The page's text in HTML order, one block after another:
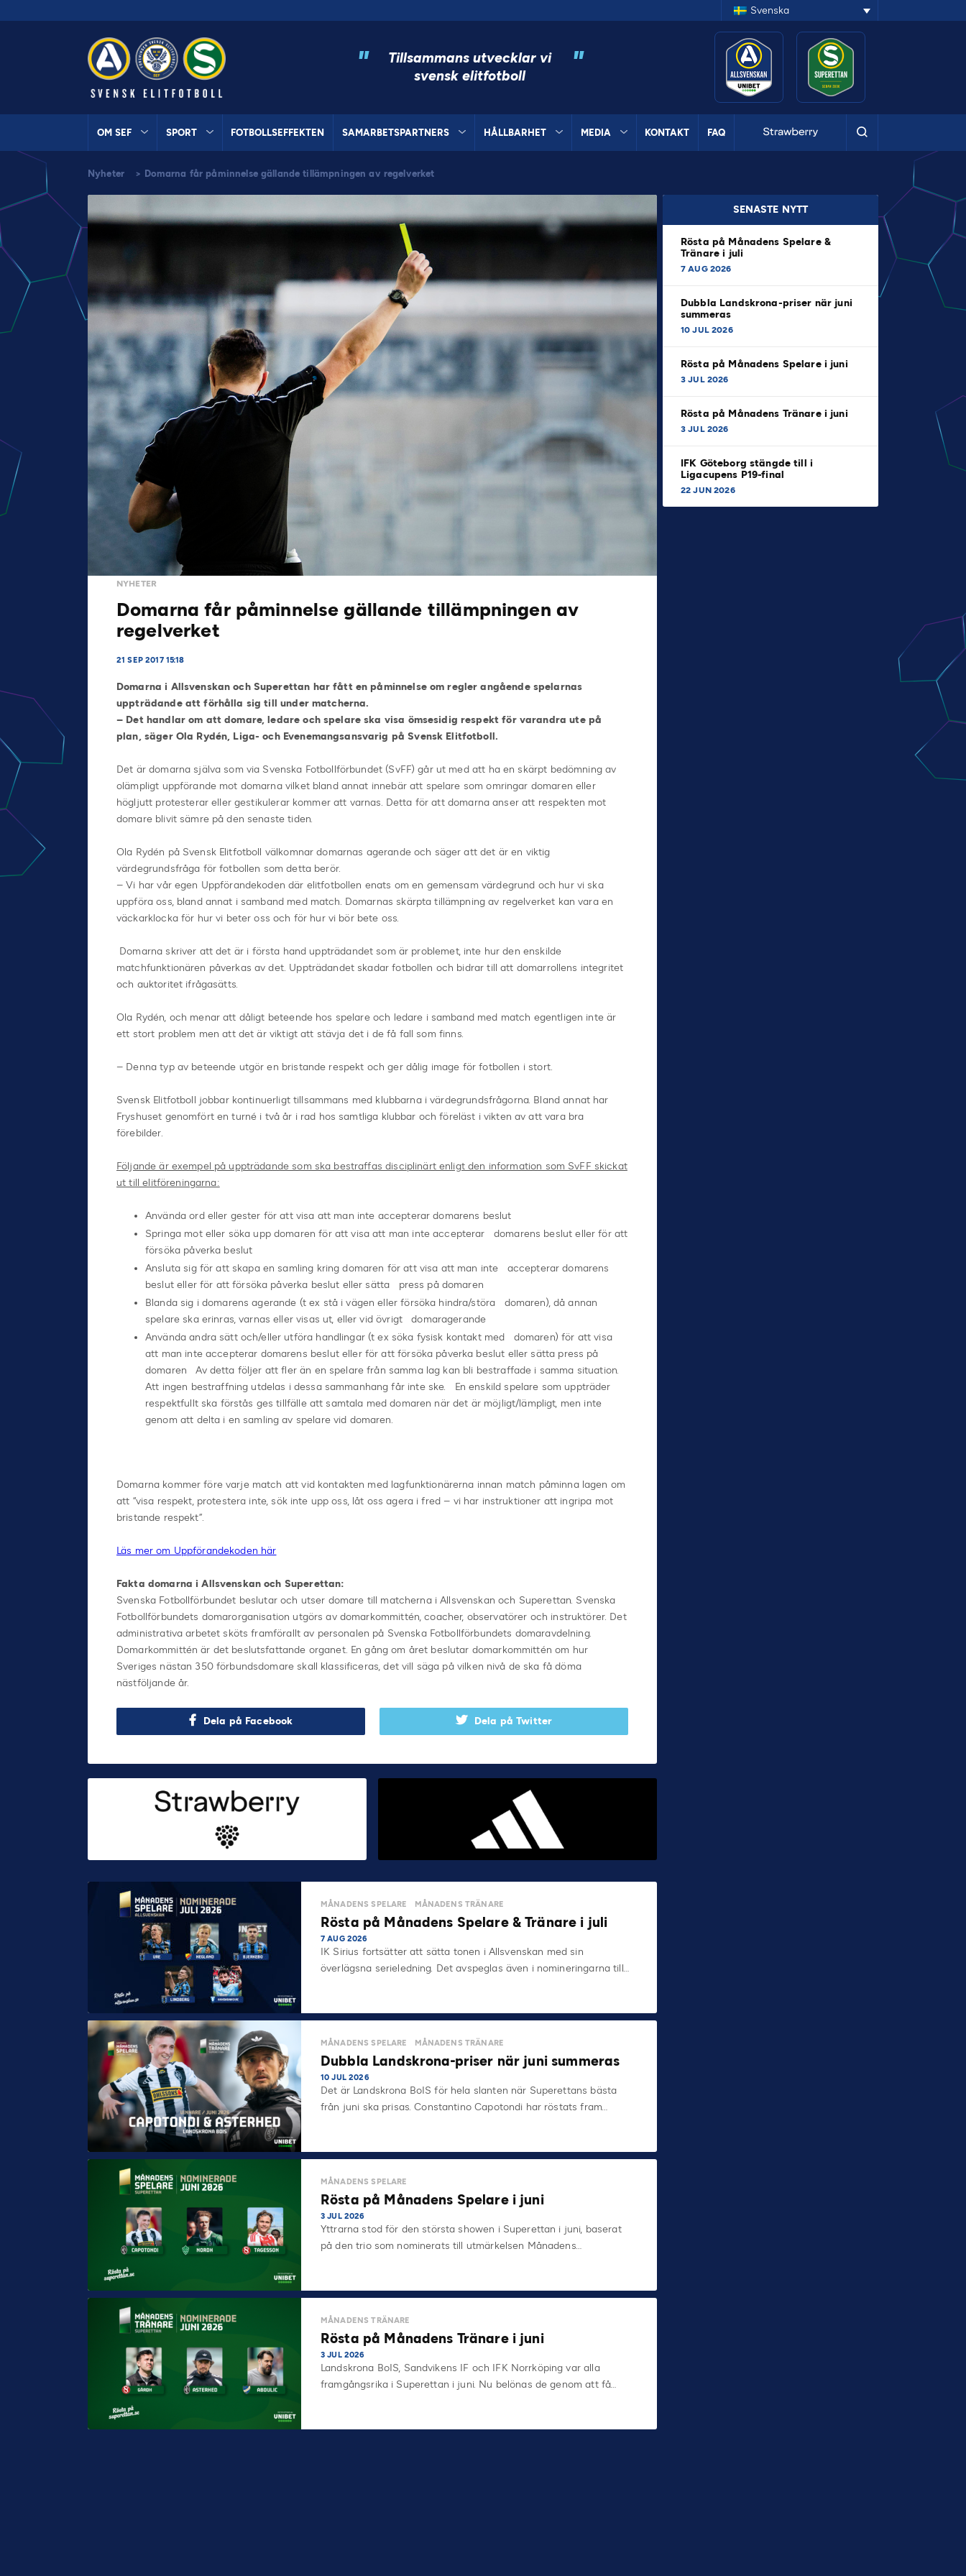
Svenska
"
Tillsammans utvecklar vi
svensk elitfotboll
"
OM SEF SPORT FOTBOLLSEFFEKTEN SAMARBETSPARTNERS HÅLLBARHET MEDIA KONTAKT FAQ
Nyheter > Domarna får påminnelse gällande tillämpningen av regelverket
NYHETER
Domarna får påminnelse gällande tillämpningen av
regelverket
21 SEP 2017 15:18
Domarna i Allsvenskan och Superettan har fått en påminnelse om regler angående spelarnas
uppträdande att förhålla sig till under matcherna.
– Det handlar om att domare, ledare och spelare ska visa ömsesidig respekt för varandra ute på
plan, säger Ola Rydén, Liga- och Evenemangsansvarig på Svensk Elitfotboll.
Det är domarna själva som via Svenska Fotbollförbundet (SvFF) går ut med att ha en skärpt bedömning av
olämpligt uppförande mot domarna vilket bland annat innebär att spelare som omringar domaren eller
högljutt protesterar eller gestikulerar kommer att varnas. Detta för att domarna anser att respekten mot
domare blivit sämre på den senaste tiden.
Ola Rydén på Svensk Elitfotboll välkomnar domarnas agerande och säger att det är en viktig
värdegrundsfråga för fotbollen som detta berör.
– Vi har vår egen Uppförandekoden där elitfotbollen enats om en gemensam värdegrund och hur vi ska
uppföra oss, bland annat i samband med match. Domarnas skärpta tillämpning av regelverket kan vara en
väckarklocka för hur vi beter oss och för hur vi bör bete oss.
Domarna skriver att det är i första hand uppträdandet som är problemet, inte hur den enskilde
matchfunktionären påverkas av det. Uppträdandet skadar fotbollen och bidrar till att domarrollens integritet
och auktoritet ifrågasätts.
Ola Rydén, och menar att dåligt beteende hos spelare och ledare i samband med match egentligen inte är
ett stort problem men att det är viktigt att stävja det i de få fall som finns.
– Denna typ av beteende utgör en bristande respekt och ger dålig image för fotbollen i stort.
Svensk Elitfotboll jobbar kontinuerligt tillsammans med klubbarna i värdegrundsfrågorna. Bland annat har
Fryshuset genomfört en turné i två år i rad hos samtliga klubbar och föreläst i vikten av att vara bra
förebilder.
Följande är exempel på uppträdande som ska bestraffas disciplinärt enligt den information som SvFF skickat
ut till elitföreningarna:
Använda ord eller gester för att visa att man inte accepterar domarens beslut
Springa mot eller söka upp domaren för att visa att man inte accepterar domarens beslut eller för att
försöka påverka beslut
Ansluta sig för att skapa en samling kring domaren för att visa att man inte accepterar domarens
beslut eller för att försöka påverka beslut eller sätta press på domaren
Blanda sig i domarens agerande (t ex stå i vägen eller försöka hindra/störa domaren), då annan
spelare ska erinras, varnas eller visas ut, eller vid övrigt domaragerande
Använda andra sätt och/eller utföra handlingar (t ex söka fysisk kontakt med domaren) för att visa
att man inte accepterar domarens beslut eller för att försöka påverka beslut eller sätta press på
domaren Av detta följer att fler än en spelare från samma lag kan bli bestraffade i samma situation.
Att ingen bestraffning utdelas i dessa sammanhang får inte ske. En enskild spelare som uppträder
respektfullt ska förstås ges tillfälle att samtala med domaren när det är möjligt/lämpligt, men inte
genom att delta i en samling av spelare vid domaren.
Domarna kommer före varje match att vid kontakten med lagfunktionärerna innan match påminna lagen om
att “visa respekt, protestera inte, sök inte upp oss, låt oss agera i fred – vi har instruktioner att ingripa mot
bristande respekt”.
Läs mer om Uppförandekoden här
Fakta domarna i Allsvenskan och Superettan:
Svenska Fotbollförbundet beslutar och utser domare till matcherna i Allsvenskan och Superettan. Svenska
Fotbollförbundets domarorganisation utgörs av domarkommittén, coacher, observatörer och instruktörer. Det
administrativa arbetet sköts framförallt av personalen på Svenska Fotbollförbundets domaravdelning.
Domarkommittén är det beslutsfattande organet. En gång om året beslutar domarkommittén om hur
Sveriges nästan 350 förbundsdomare skall klassificeras, det vill säga på vilken nivå de ska få döma
nästföljande år.
Dela på Facebook Dela på Twitter
SENASTE NYTT
Rösta på Månadens Spelare &
Tränare i juli
7 AUG 2026
Dubbla Landskrona-priser när juni
summeras
10 JUL 2026
Rösta på Månadens Spelare i juni
3 JUL 2026
Rösta på Månadens Tränare i juni
3 JUL 2026
IFK Göteborg stängde till i
Ligacupens P19-final
22 JUN 2026
MÅNADENS SPELARE MÅNADENS TRÄNARE
Rösta på Månadens Spelare & Tränare i juli
7 AUG 2026
IK Sirius fortsätter att sätta tonen i Allsvenskan med sin
överlägsna serieledning. Det avspeglas även i nomineringarna till…
MÅNADENS SPELARE MÅNADENS TRÄNARE
Dubbla Landskrona-priser när juni summeras
10 JUL 2026
Det är Landskrona BoIS för hela slanten när Superettans bästa
från juni ska prisas. Constantino Capotondi har röstats fram…
MÅNADENS SPELARE
Rösta på Månadens Spelare i juni
3 JUL 2026
Yttrarna stod för den största showen i Superettan i juni, baserat
på den trio som nominerats till utmärkelsen Månadens…
MÅNADENS TRÄNARE
Rösta på Månadens Tränare i juni
3 JUL 2026
Landskrona BoIS, Sandvikens IF och IFK Norrköping var alla
framgångsrika i Superettan i juni. Nu belönas de genom att få…